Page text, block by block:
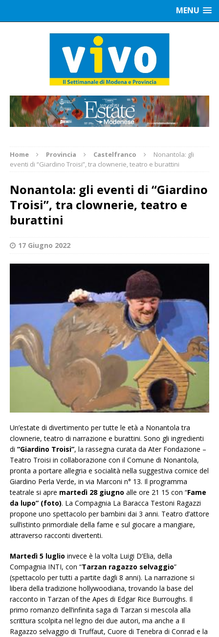
MENU
Home Provincia Castelfranco
Nonantola: gli
eventi di “Giardino Troisi”, tra clownerie, teatro e burattini
Nonantola: gli eventi di “Giardino
Troisi”, tra clownerie, teatro e
burattini
17 Giugno 2022
Un’estate di divertimento per tutte le età a Nonantola tra
clownerie, teatro di narrazione e burattini. Sono gli ingredienti
di “Giardino Troisi”, la rassegna curata da Ater Fondazione –
Teatro Troisi in collaborazione con il Comune di Nonantola,
pronta a portare allegria e socialità nella suggestiva cornice del
Giardino Perla Verde, in via Marconi n° 13. Il programma
teatrale si apre martedì 28 giugno alle ore 21 15 con “Fame
da lupo” (foto). La Compagnia La Baracca Testoni Ragazzi
propone uno spettacolo per bambini dai 3 anni. Teatro d’attore
sull’istinto primordiale della fame e sul giocare a mangiare,
attraverso racconti divertenti.
Martedì 5 luglio invece è la volta Luigi D’Elia, della
Compagnia INTI, con “Tarzan ragazzo selvaggio”
(spettacolo per tutti a partite dagli 8 anni). La narrazione si
libera della tradizione hollywoodiana, trovando la base del
racconto in Tarzan of the Apes di Edgar Rice Burroughs. Il
primo romanzo dell’infinita saga di Tarzan si mescola alla
scrittura scolpita nel legno dei due autori, ma anche a Il
Ragazzo selvaggio di Truffaut, Cuore di Tenebra di Conrad e la